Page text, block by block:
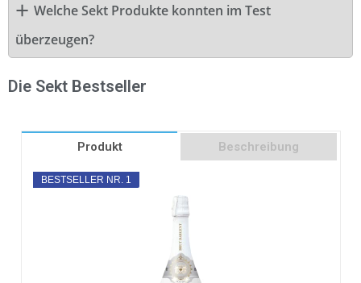
Welche Sekt Produkte konnten im Test
überzeugen?
Die Sekt Bestseller
Produkt Beschreibung
BESTSELLER NR. 1